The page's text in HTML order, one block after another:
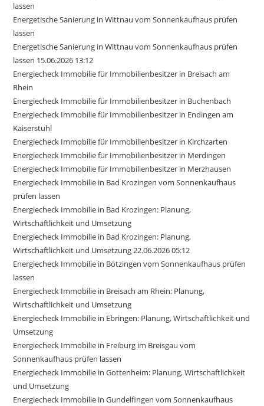
lassen
Energetische Sanierung in Wittnau vom Sonnenkaufhaus prüfen
lassen
Energetische Sanierung in Wittnau vom Sonnenkaufhaus prüfen
lassen 15.06.2026 13:12
Energiecheck Immobilie für Immobilienbesitzer in Breisach am
Rhein
Energiecheck Immobilie für Immobilienbesitzer in Buchenbach
Energiecheck Immobilie für Immobilienbesitzer in Endingen am
Kaiserstuhl
Energiecheck Immobilie für Immobilienbesitzer in Kirchzarten
Energiecheck Immobilie für Immobilienbesitzer in Merdingen
Energiecheck Immobilie für Immobilienbesitzer in Merzhausen
Energiecheck Immobilie in Bad Krozingen vom Sonnenkaufhaus
prüfen lassen
Energiecheck Immobilie in Bad Krozingen: Planung,
Wirtschaftlichkeit und Umsetzung
Energiecheck Immobilie in Bad Krozingen: Planung,
Wirtschaftlichkeit und Umsetzung 22.06.2026 05:12
Energiecheck Immobilie in Bötzingen vom Sonnenkaufhaus prüfen
lassen
Energiecheck Immobilie in Breisach am Rhein: Planung,
Wirtschaftlichkeit und Umsetzung
Energiecheck Immobilie in Ebringen: Planung, Wirtschaftlichkeit und
Umsetzung
Energiecheck Immobilie in Freiburg im Breisgau vom
Sonnenkaufhaus prüfen lassen
Energiecheck Immobilie in Gottenheim: Planung, Wirtschaftlichkeit
und Umsetzung
Energiecheck Immobilie in Gundelfingen vom Sonnenkaufhaus